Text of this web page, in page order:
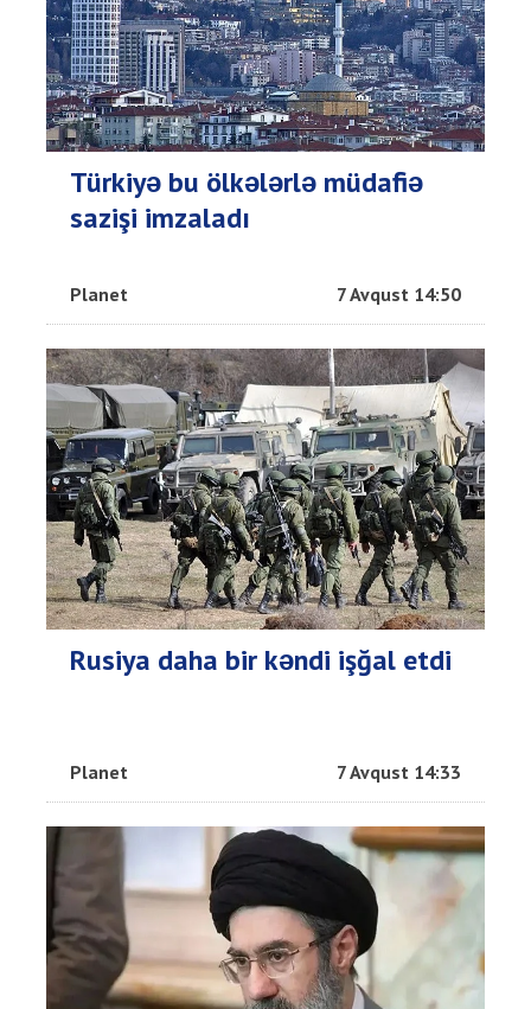
Türkiyə bu ölkələrlə müdafiə
sazişi imzaladı
Planet 7 Avqust 14:50
Rusiya daha bir kəndi işğal etdi
Planet 7 Avqust 14:33